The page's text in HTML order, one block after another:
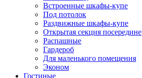
Встроенные шкафы-купе
Под потолок
Раздвижные шкафы-купе
Открытая секция посередине
Распашные
Гардероб
Для маленького помещения
Эконом
Гостиные